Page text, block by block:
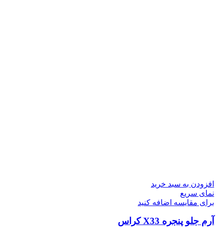
افزودن به سبد خرید
نمای سریع
برای مقایسه اضافه کنید
آرم جلو پنجره X33 کراس